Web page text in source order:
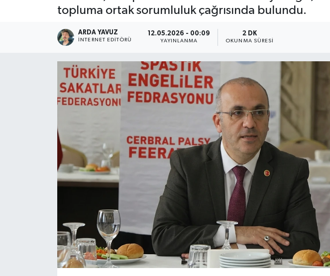
topluma ortak sorumluluk çağrısında bulundu.
ARDA YAVUZ
İNTERNET EDITÖRÜ
12.05.2026 - 00:09
YAYINLANMA
2 DK
OKUNMA SÜRESI
ULUSAL
İLÇELERİMİZ
RESMİ İLAN